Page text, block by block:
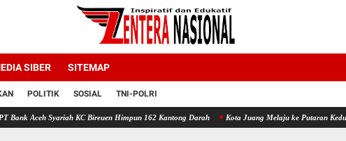
SIBER SITEMAP
POLITIK SOSIAL TNI-POLRI
KC Bireuen Himpun 162 Kantong Darah Kota Juang Melaju ke Putaran Kedua Voli Piala